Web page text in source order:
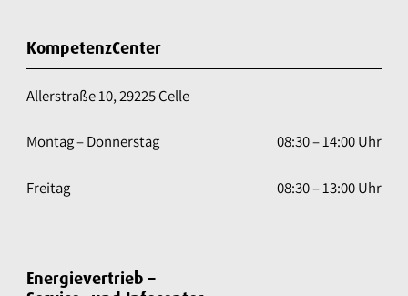
KompetenzCenter
Allerstraße 10, 29225 Celle
Montag – Donnerstag 08:30 – 14:00 Uhr
Freitag 08:30 – 13:00 Uhr
Energievertrieb –